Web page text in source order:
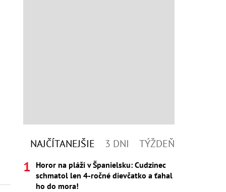
NAJČÍTANEJŠIE 3 DNI TÝŽDEŇ
Horor na pláži v Španielsku: Cudzinec
schmatol len 4-ročné dievčatko a ťahal
ho do mora!